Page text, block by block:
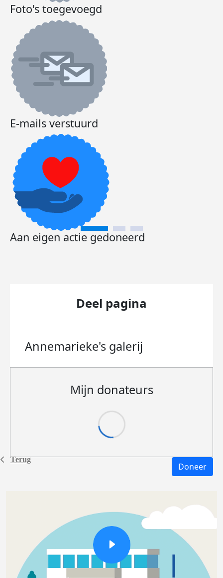
Terug
Foto's toegevoegd
E-mails verstuurd
Aan eigen actie gedoneerd
Deel pagina
Annemarieke's galerij
Mijn donateurs
Doneer